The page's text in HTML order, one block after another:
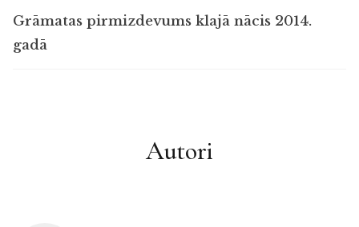
Grāmatas pirmizdevums klajā nācis 2014.
gadā
Autori